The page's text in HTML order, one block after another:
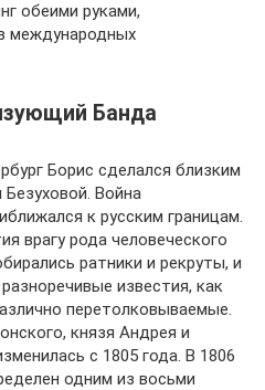
обеими руками,
международных
Банда
Борис сделался близким
Война
к русским границам.
врагу рода человеческого
ратники и рекруты, и
известия, как
перетолковываемые.
князя Андрея и
с 1805 года. В 1806
одним из восьми